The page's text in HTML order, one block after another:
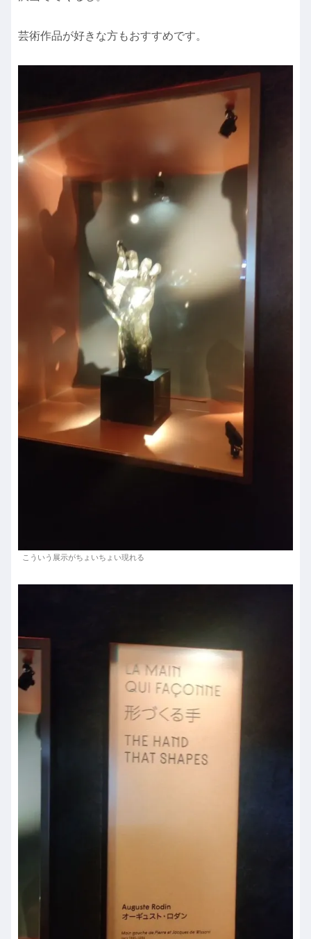
芸術作品が好きな方もおすすめです。
こういう展示がちょいちょい現れる